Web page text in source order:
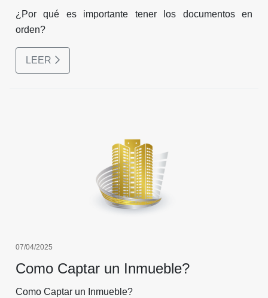
¿Por qué es importante tener los documentos en
orden?
LEER
07/04/2025
Como Captar un Inmueble?
Como Captar un Inmueble?